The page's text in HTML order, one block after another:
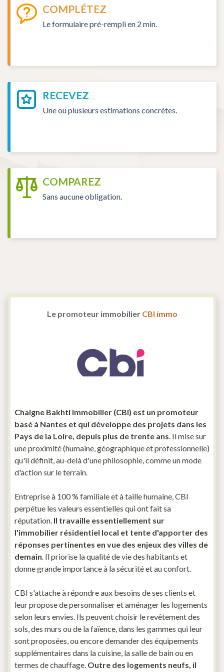
COMPLÉTEZ
Le formulaire pré-rempli en 2 min.
RECEVEZ
Une ou plusieurs estimations concrètes.
COMPAREZ
Sans aucune obligation.
Le promoteur immobilier CBI immo
Chaigne Bakhti Immobilier (CBI) est un promoteur
basé à Nantes et qui développe des projets dans les
Pays de la Loire, depuis plus de trente ans. Il mise sur
une proximité (humaine, géographique et professionnelle)
qu'il définit, au-delà d'une philosophie, comme un mode
d'action sur le terrain.
Entreprise à 100 % familiale et à taille humaine, CBI
perpétue les valeurs essentielles qui ont fait sa
réputation. Il travaille essentiellement sur
l'immobilier résidentiel local et tente d'apporter des
réponses pertinentes en vue des enjeux des villes de
demain. Il priorise la qualité de vie des habitants et
donne grande importance à la sécurité et au confort.
CBI s'attache à répondre aux besoins de ses clients et
leur propose de personnaliser et aménager les logements
selon leurs envies. Ils peuvent choisir le revêtement des
sols, des murs ou de la faïence, dans les gammes qui leur
sont proposées, ou encore demander des équipements
supplémentaires dans la cuisine, la salle de bain ou en
termes de chauffage. Outre des logements neufs, il